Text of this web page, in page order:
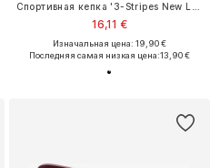
16,11 €
Изначальная цена: 19,90 €
Последняя самая низкая цена:13,90 €